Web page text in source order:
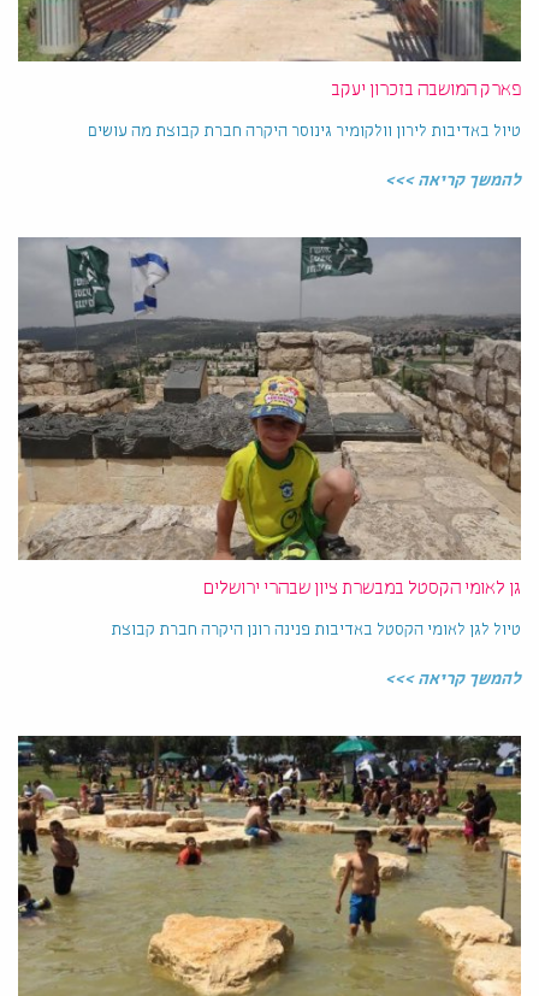
פארק המושבה בזכרון יעקב
טיול באדיבות לירון וולקומיר גינוסר היקרה חברת קבוצת מה עושים
להמשך קריאה >>>
גן לאומי הקסטל במבשרת ציון שבהרי ירושלים
טיול לגן לאומי הקסטל באדיבות פנינה רונן היקרה חברת קבוצת
להמשך קריאה >>>